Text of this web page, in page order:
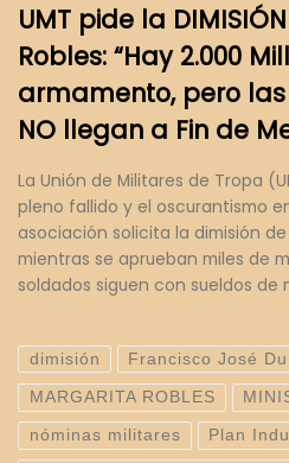
UMT pide la
Robles: “Hay 2.000
armamento, pero
NO llegan a Fin de
La Unión de Militares de Tropa
pleno fallido y el oscurantismo
asociación solicita la dimisión
mientras se aprueban miles de
soldados siguen con sueldos de
dimisión Francisco José
MARGARITA ROBLES
nóminas militares Plan